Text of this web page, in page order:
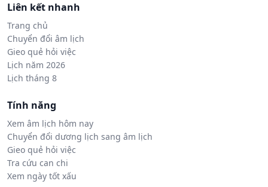
Liên kết nhanh
Trang chủ
Chuyển đổi âm lịch
Gieo quẻ hỏi việc
Lịch năm 2026
Lịch tháng 8
Tính năng
Xem âm lịch hôm nay
Chuyển đổi dương lịch sang âm lịch
Gieo quẻ hỏi việc
Tra cứu can chi
Xem ngày tốt xấu